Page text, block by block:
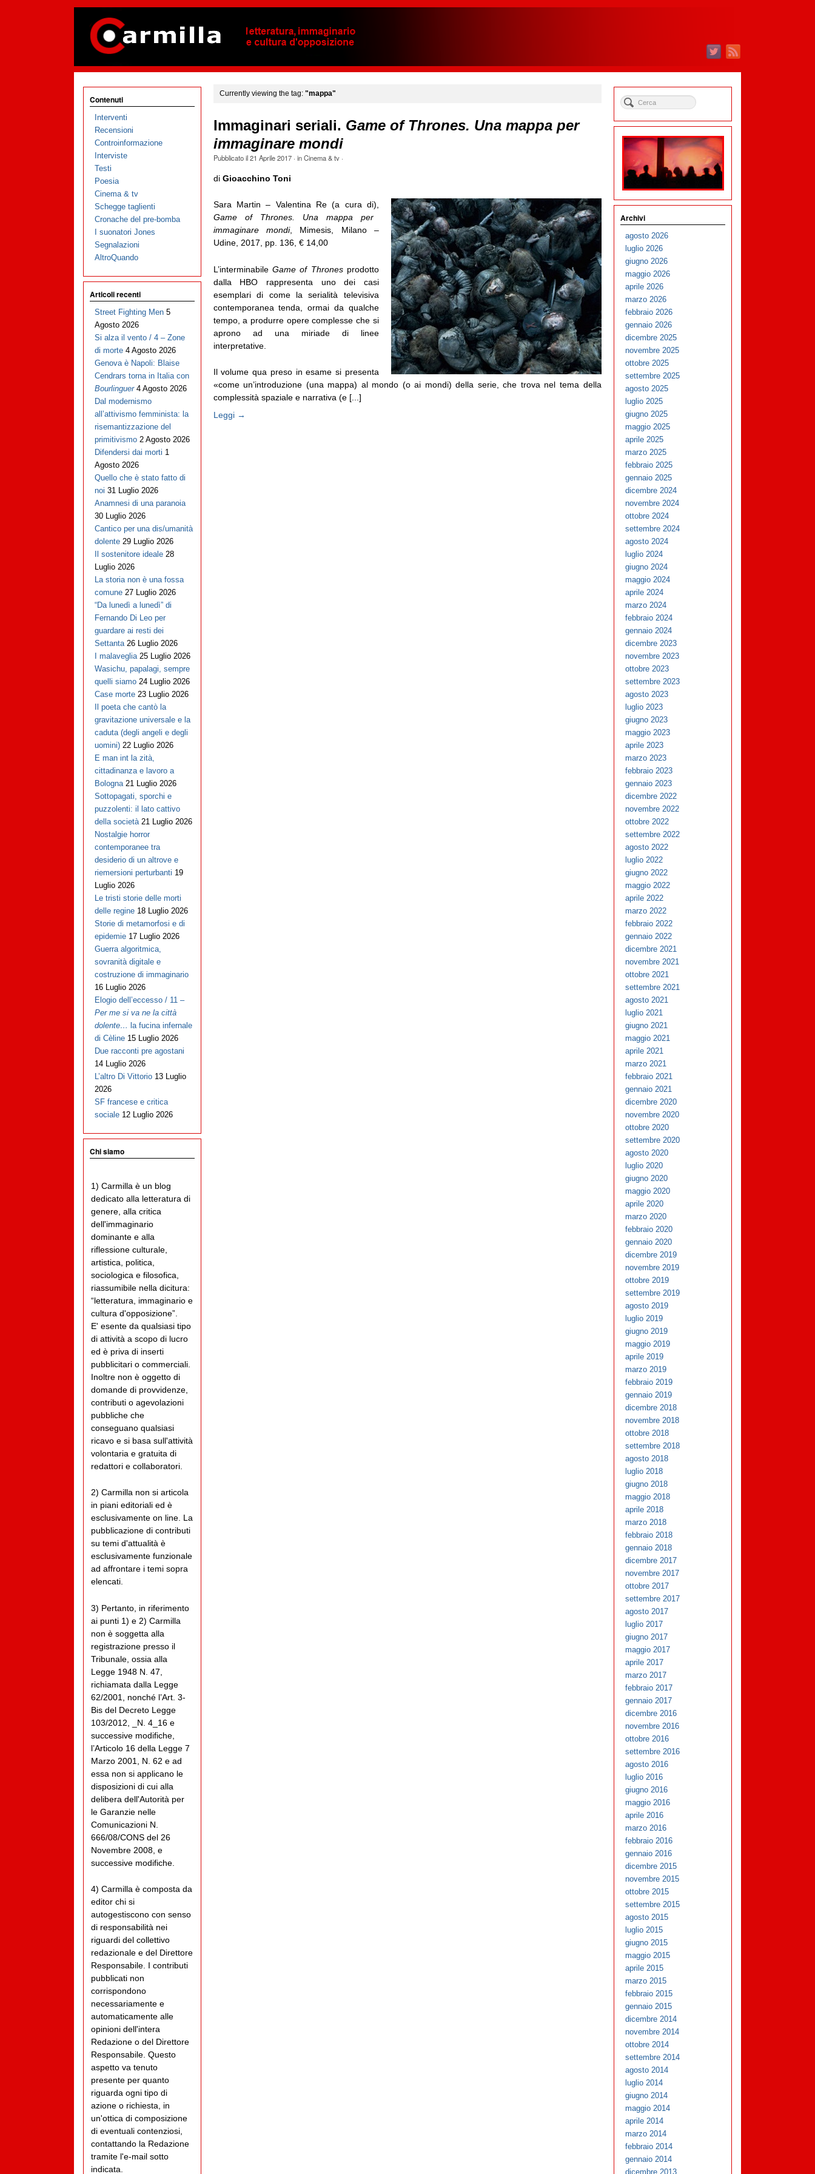
Currently viewing the tag: "mappa"
Immaginari seriali. Game of Thrones. Una mappa per
immaginare mondi
Pubblicato il21 Aprile 2017· inCinema & tv·
di Gioacchino Toni
Sara Martin – Valentina Re (a cura di),
Game of Thrones. Una mappa per
immaginare mondi, Mimesis, Milano –
Udine, 2017, pp. 136, € 14,00
L’interminabile Game of Thronesprodotto
dalla HBO rappresenta uno dei casi
esemplari di come la serialità televisiva
contemporanea tenda, ormai da qualche
tempo, a produrre opere complesse che si
aprono ad una miriade di linee
interpretative.
Il volume qua preso in esame si presenta
«come un’introduzione (una mappa) al mondo (o ai mondi) della serie, che trova nel tema della
complessità spaziale e narrativa (e [...]
Leggi →
Contenuti
Interventi
Recensioni
Controinformazione
Interviste
Testi
Poesia
Cinema & tv
Schegge taglienti
Cronache del pre-bomba
I suonatori Jones
Segnalazioni
AltroQuando
Articoli recenti
Street Fighting Men 5
Agosto 2026
Si alza il vento / 4 – Zone
di morte 4 Agosto 2026
Genova è Napoli: Blaise
Cendrars torna in Italia con
Bourlinguer 4 Agosto 2026
Dal modernismo
all’attivismo femminista: la
risemantizzazione del
primitivismo 2 Agosto 2026
Difendersi dai morti 1
Agosto 2026
Quello che è stato fatto di
noi 31 Luglio 2026
Anamnesi di una paranoia
30 Luglio 2026
Cantico per una dis/umanità
dolente 29 Luglio 2026
Il sostenitore ideale 28
Luglio 2026
La storia non è una fossa
comune 27 Luglio 2026
“Da lunedì a lunedì” di
Fernando Di Leo per
guardare ai resti dei
Settanta 26 Luglio 2026
I malaveglia 25 Luglio 2026
Wasichu, papalagi, sempre
quelli siamo 24 Luglio 2026
Case morte 23 Luglio 2026
Il poeta che cantò la
gravitazione universale e la
caduta (degli angeli e degli
uomini) 22 Luglio 2026
E man int la zità,
cittadinanza e lavoro a
Bologna 21 Luglio 2026
Sottopagati, sporchi e
puzzolenti: il lato cattivo
della società 21 Luglio 2026
Nostalgie horror
contemporanee tra
desiderio di un altrove e
riemersioni perturbanti 19
Luglio 2026
Le tristi storie delle morti
delle regine 18 Luglio 2026
Storie di metamorfosi e di
epidemie 17 Luglio 2026
Guerra algoritmica,
sovranità digitale e
costruzione di immaginario
16 Luglio 2026
Elogio dell’eccesso / 11 –
Per me si va ne la città
dolente… la fucina infernale
di Cèline 15 Luglio 2026
Due racconti pre agostani
14 Luglio 2026
L’altro Di Vittorio 13 Luglio
2026
SF francese e critica
sociale 12 Luglio 2026
Chi siamo
1) Carmilla è un blog
dedicato alla letteratura di
genere, alla critica
dell'immaginario
dominante e alla
riflessione culturale,
artistica, politica,
sociologica e filosofica,
riassumibile nella dicitura:
“letteratura, immaginario e
cultura d'opposizione”.
E' esente da qualsiasi tipo
di attività a scopo di lucro
ed è priva di inserti
pubblicitari o commerciali.
Inoltre non è oggetto di
domande di provvidenze,
contributi o agevolazioni
pubbliche che
conseguano qualsiasi
ricavo e si basa sull'attività
volontaria e gratuita di
redattori e collaboratori.
2) Carmilla non si articola
in piani editoriali ed è
esclusivamente on line. La
pubblicazione di contributi
su temi d'attualità è
esclusivamente funzionale
ad affrontare i temi sopra
elencati.
3) Pertanto, in riferimento
ai punti 1) e 2) Carmilla
non è soggetta alla
registrazione presso il
Tribunale, ossia alla
Legge 1948 N. 47,
richiamata dalla Legge
62/2001, nonché l’Art. 3-
Bis del Decreto Legge
103/2012, _N. 4_16 e
successive modifiche,
l’Articolo 16 della Legge 7
Marzo 2001, N. 62 e ad
essa non si applicano le
disposizioni di cui alla
delibera dell'Autorità per
le Garanzie nelle
Comunicazioni N.
666/08/CONS del 26
Novembre 2008, e
successive modifiche.
4) Carmilla è composta da
editor chi si
autogestiscono con senso
di responsabilità nei
riguardi del collettivo
redazionale e del Direttore
Responsabile. I contributi
pubblicati non
corrispondono
necessariamente e
automaticamente alle
opinioni dell'intera
Redazione o del Direttore
Responsabile. Questo
aspetto va tenuto
presente per quanto
riguarda ogni tipo di
azione o richiesta, in
un'ottica di composizione
di eventuali contenziosi,
contattando la Redazione
tramite l'e-mail sotto
indicata.
Archivi
agosto 2026
luglio 2026
giugno 2026
maggio 2026
aprile 2026
marzo 2026
febbraio 2026
gennaio 2026
dicembre 2025
novembre 2025
ottobre 2025
settembre 2025
agosto 2025
luglio 2025
giugno 2025
maggio 2025
aprile 2025
marzo 2025
febbraio 2025
gennaio 2025
dicembre 2024
novembre 2024
ottobre 2024
settembre 2024
agosto 2024
luglio 2024
giugno 2024
maggio 2024
aprile 2024
marzo 2024
febbraio 2024
gennaio 2024
dicembre 2023
novembre 2023
ottobre 2023
settembre 2023
agosto 2023
luglio 2023
giugno 2023
maggio 2023
aprile 2023
marzo 2023
febbraio 2023
gennaio 2023
dicembre 2022
novembre 2022
ottobre 2022
settembre 2022
agosto 2022
luglio 2022
giugno 2022
maggio 2022
aprile 2022
marzo 2022
febbraio 2022
gennaio 2022
dicembre 2021
novembre 2021
ottobre 2021
settembre 2021
agosto 2021
luglio 2021
giugno 2021
maggio 2021
aprile 2021
marzo 2021
febbraio 2021
gennaio 2021
dicembre 2020
novembre 2020
ottobre 2020
settembre 2020
agosto 2020
luglio 2020
giugno 2020
maggio 2020
aprile 2020
marzo 2020
febbraio 2020
gennaio 2020
dicembre 2019
novembre 2019
ottobre 2019
settembre 2019
agosto 2019
luglio 2019
giugno 2019
maggio 2019
aprile 2019
marzo 2019
febbraio 2019
gennaio 2019
dicembre 2018
novembre 2018
ottobre 2018
settembre 2018
agosto 2018
luglio 2018
giugno 2018
maggio 2018
aprile 2018
marzo 2018
febbraio 2018
gennaio 2018
dicembre 2017
novembre 2017
ottobre 2017
settembre 2017
agosto 2017
luglio 2017
giugno 2017
maggio 2017
aprile 2017
marzo 2017
febbraio 2017
gennaio 2017
dicembre 2016
novembre 2016
ottobre 2016
settembre 2016
agosto 2016
luglio 2016
giugno 2016
maggio 2016
aprile 2016
marzo 2016
febbraio 2016
gennaio 2016
dicembre 2015
novembre 2015
ottobre 2015
settembre 2015
agosto 2015
luglio 2015
giugno 2015
maggio 2015
aprile 2015
marzo 2015
febbraio 2015
gennaio 2015
dicembre 2014
novembre 2014
ottobre 2014
settembre 2014
agosto 2014
luglio 2014
giugno 2014
maggio 2014
aprile 2014
marzo 2014
febbraio 2014
gennaio 2014
dicembre 2013